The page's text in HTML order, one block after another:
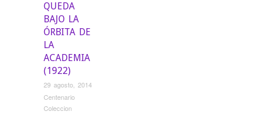
QUEDA
BAJO LA
ÓRBITA DE
LA
ACADEMIA
(1922)
29 agosto, 2014
Centenario
Coleccion